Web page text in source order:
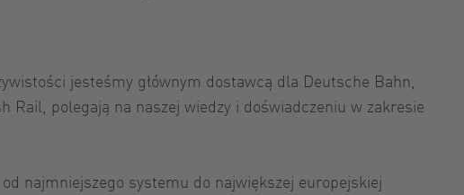
jesteśmy głównym dostawcą dla Deutsche Bahn,
polegają na naszej wiedzy i doświadczeniu w zakresie
najmniejszego systemu do największej europejskiej